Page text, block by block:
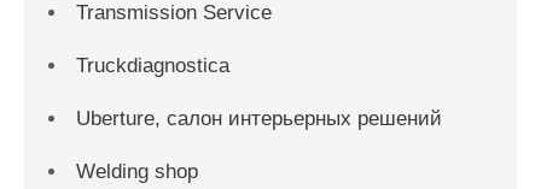
Transmission Service
Truckdiagnostica
Uberture, салон интерьерных решений
Welding shop